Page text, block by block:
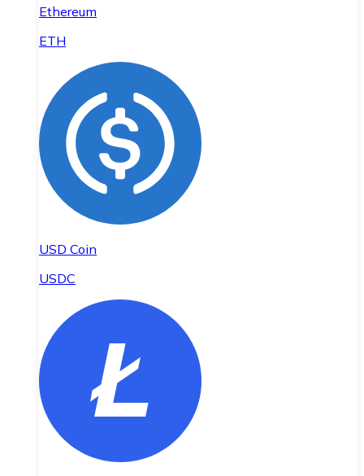
Ethereum
ETH
USD Coin
USDC